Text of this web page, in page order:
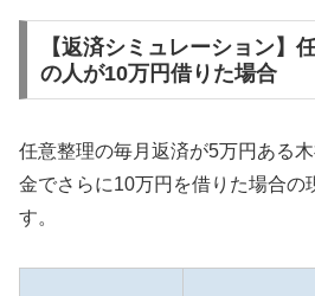
【返済シミュレーション】
の人が10万円借りた場合
任意整理の毎月返済が5万円ある
金でさらに10万円を借りた場合の
す。